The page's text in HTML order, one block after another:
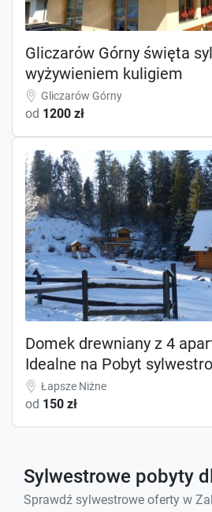
Gliczarów Górny święta
wyżywieniem kuligiem
Gliczarów Górny
od 1200 zł
Domek drewniany z 4
Idealne na Pobyt
Łapsze Niżne
od 150 zł
Sylwestrowe pobyty
Sprawdź sylwestrowe oferty w